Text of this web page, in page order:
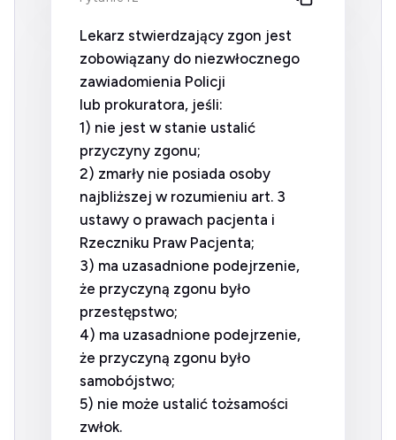
Lekarz stwierdzający zgon jest
zobowiązany do niezwłocznego
zawiadomienia Policji
lub prokuratora, jeśli:
1) nie jest w stanie ustalić
przyczyny zgonu;
2) zmarły nie posiada osoby
najbliższej w rozumieniu art. 3
ustawy o prawach pacjenta i
Rzeczniku Praw Pacjenta;
3) ma uzasadnione podejrzenie,
że przyczyną zgonu było
przestępstwo;
4) ma uzasadnione podejrzenie,
że przyczyną zgonu było
samobójstwo;
5) nie może ustalić tożsamości
zwłok.